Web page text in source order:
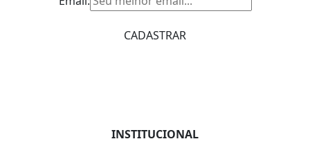
INSTITUCIONAL